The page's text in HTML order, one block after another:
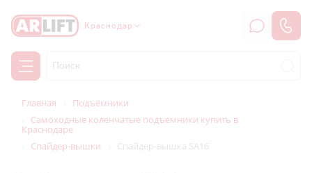
Краснодар
Главная
Подъёмники
Самоходные коленчатые подъемники купить в
Краснодаре
Спайдер-вышки
Спайдер-вышка SA16